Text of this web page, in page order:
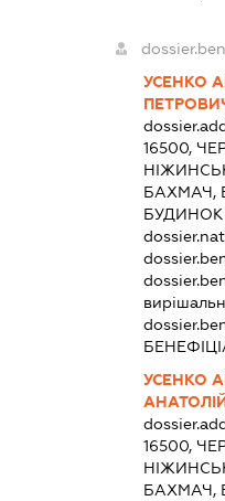
УСЕНКО
16500,
БАХМАЧ,
БУДИНОК
УСЕНКО
16500,
БАХМАЧ,